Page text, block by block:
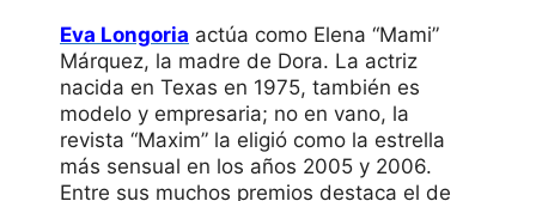
Eva Longoria actúa como Elena “Mami”
Márquez, la madre de Dora. La actriz
nacida en Texas en 1975, también es
modelo y empresaria; no en vano, la
revista “Maxim” la eligió como la estrella
más sensual en los años 2005 y 2006.
Entre sus muchos premios destaca el de